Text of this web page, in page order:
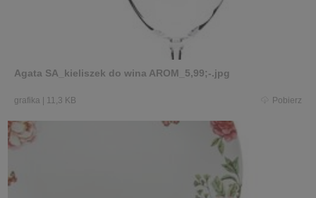
Agata SA_kieliszek do wina AROM_5,99;-.jpg
grafika 11,3 KB Pobierz